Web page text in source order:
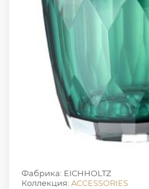
Фабрика: EICHHOLTZ
Коллекция: ACCESSORIES